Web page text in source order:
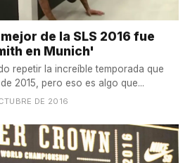
de la SLS 2016 fue
en Munich'
repetir la increíble temporada que
2015, pero eso es algo que...
DE 2016